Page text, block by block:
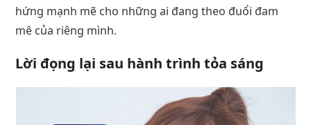
hứng mạnh mẽ cho những ai đang theo đuổi đam
mê của riêng mình.
Lời đọng lại sau hành trình tỏa sáng